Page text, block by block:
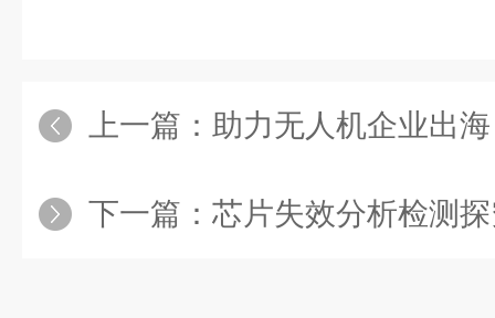
上一篇： 助力无人机企业出海 | 方广检测获欧洲
下一篇： 芯片失效分析检测探究